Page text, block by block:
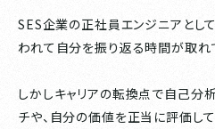
SES企業の正社員エンジニアとし
われて自分を振り返る時間が取れ
しかしキャリアの転換点で自己分
チや、自分の価値を正当に評価し